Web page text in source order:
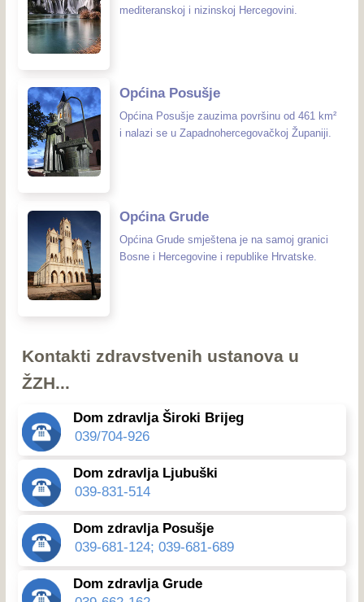
mediteranskoj i nizinskoj Hercegovini.
Općina Posušje
Općina Posušje zauzima površinu od 461 km²
i nalazi se u Zapadnohercegovačkoj Županiji.
Općina Grude
Općina Grude smještena je na samoj granici
Bosne i Hercegovine i republike Hrvatske.
Kontakti zdravstvenih ustanova u
ŽZH...
Dom zdravlja Široki Brijeg
039/704-926
Dom zdravlja Ljubuški
039-831-514
Dom zdravlja Posušje
039-681-124; 039-681-689
Dom zdravlja Grude